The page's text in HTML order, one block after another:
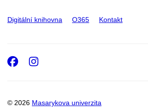
Digitální knihovna O365 Kontakt
© 2026 Masarykova univerzita
Facebook
Instagram